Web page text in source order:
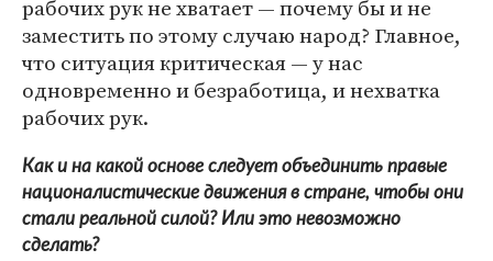
рабочих рук не хватает — почему бы и не
заместить по этому случаю народ? Главное,
что ситуация критическая — у нас
одновременно и безработица, и нехватка
рабочих рук.
Как и на какой основе следует объединить правые
националистические движения в стране, чтобы они
стали реальной силой? Или это невозможно
сделать?